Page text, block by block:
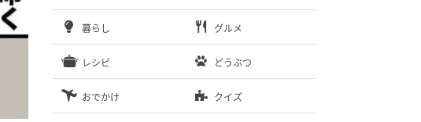
暮らし グルメ
レシピ どうぶつ
おでかけ クイズ